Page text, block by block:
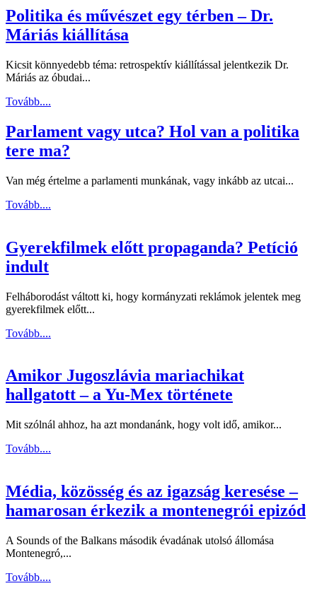
Politika és művészet egy térben – Dr.
Máriás kiállítása
Kicsit könnyedebb téma: retrospektív kiállítással jelentkezik Dr.
Máriás az óbudai...
Tovább....
Parlament vagy utca? Hol van a politika
tere ma?
Van még értelme a parlamenti munkának, vagy inkább az utcai...
Tovább....
Gyerekfilmek előtt propaganda? Petíció
indult
Felháborodást váltott ki, hogy kormányzati reklámok jelentek meg
gyerekfilmek előtt...
Tovább....
Amikor Jugoszlávia mariachikat
hallgatott – a Yu-Mex története
Mit szólnál ahhoz, ha azt mondanánk, hogy volt idő, amikor...
Tovább....
Média, közösség és az igazság keresése –
hamarosan érkezik a montenegrói epizód
A Sounds of the Balkans második évadának utolsó állomása
Montenegró,...
Tovább....